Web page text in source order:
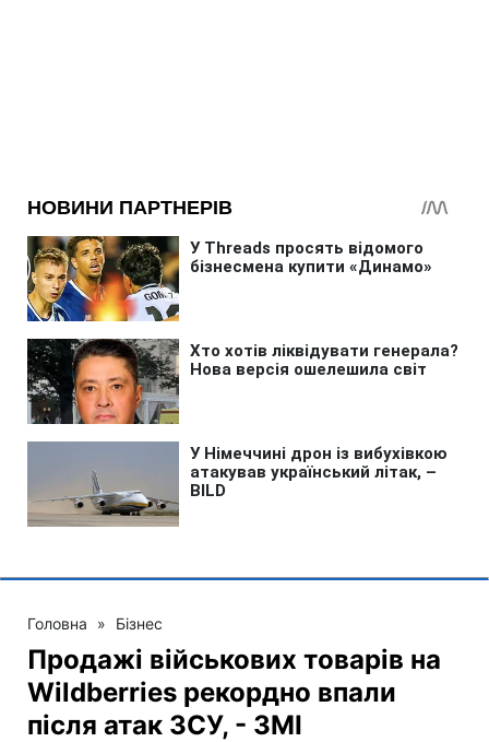
Головна » Бізнес
Продажі військових товарів на
Wildberries рекордно впали
після атак ЗСУ, - ЗМІ